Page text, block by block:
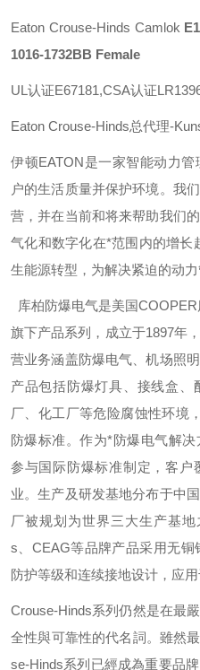
Eaton Crouse-Hinds Camlok
1016-1732BB Female
UL认证E67181,CSA认证
Eaton Crouse-Hinds总代理-
伊顿EATON是一家智能动力
户的生活质量并保护环境。我
营，并在当前和将来帮助我们
气化和数字化在*范围内的增长
生能源转型，为解决紧迫的动力
库柏防爆电气是美国COOPER
旗下产品系列，成立于1897年
营业务涵盖防爆电气、机场照
产品包括防爆灯具、接线盒、
厂、化工厂等危险腐蚀性环境
防爆标准。作为*防爆电气解
参与国际防爆标准制定，客户
业。生产及研发基地分布于中
厂被规划为世界三大生产基地
s
CEAG等品牌产品采用无铜
防护等级和连续接地设计，应
Crouse-Hinds系列仍然是在最
全性與可靠性的代名詞。雖然
se-Hinds系列已經成為重要品